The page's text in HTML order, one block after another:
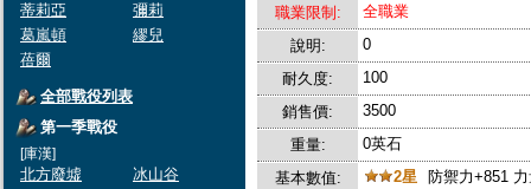
蒂莉亞
彌莉
葛嵐頓
繆兒
蓓爾
全部戰役列表
第一季戰役
[庫漢]
北方廢墟
冰山谷
職業限制:
全職業
說明:
0
耐久度:
100
銷售價:
3500
重量:
0英石
基本數值:
2星
防禦力+851